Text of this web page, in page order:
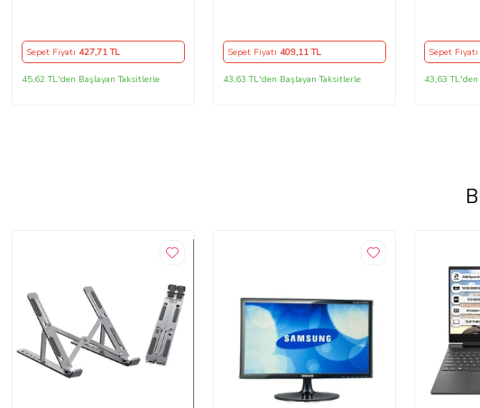
Sepet Fiyatı 427,71 TL
45,62 TL'den Başlayan Taksitlerle
Sepet Fiyatı 409,11 TL
43,63 TL'den Başlayan Taksitlerle
Sepet Fiyatı
43,63